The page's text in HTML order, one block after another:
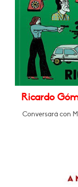
Ricardo
Conversará con